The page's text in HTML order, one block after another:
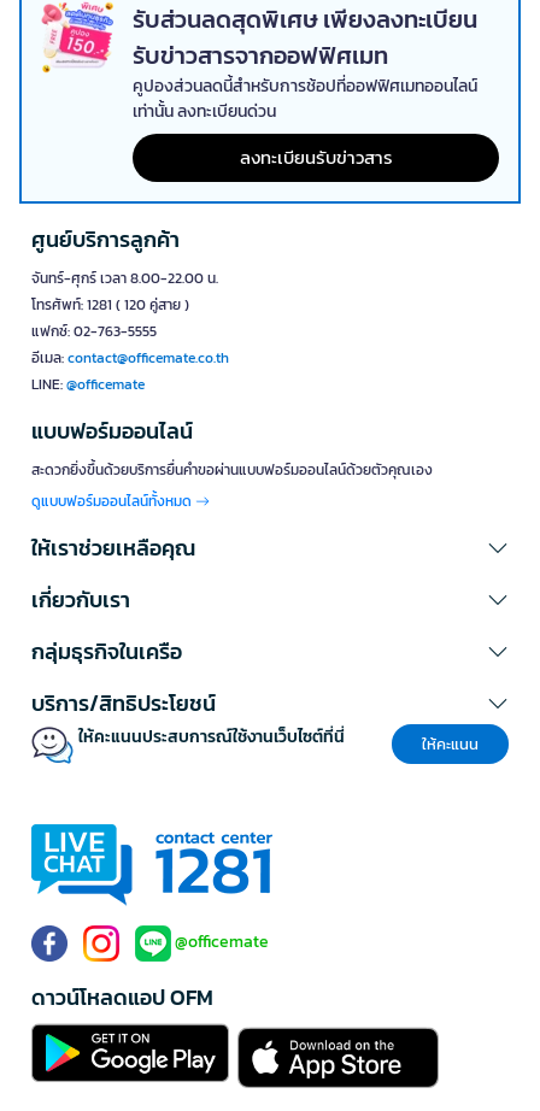
รับส่วนลดสุดพิเศษ เพียงลงทะเบียน
รับข่าวสารจากออฟฟิศเมท
คูปองส่วนลดนี้สำหรับการช้อปที่ออฟฟิศเมทออนไลน์
เท่านั้น ลงทะเบียนด่วน
ลงทะเบียนรับข่าวสาร
ศูนย์บริการลูกค้า
จันทร์-ศุกร์ เวลา 8.00-22.00 น.
โทรศัพท์: 1281 ( 120 คู่สาย )
แฟกซ์: 02-763-5555
อีเมล:contact@officemate.co.th
LINE:@officemate
แบบฟอร์มออนไลน์
สะดวกยิ่งขึ้นด้วยบริการยื่นคำขอผ่านแบบฟอร์มออนไลน์ด้วยตัวคุณเอง
ดูแบบฟอร์มออนไลน์ทั้งหมด
ให้เราช่วยเหลือคุณ
เกี่ยวกับเรา
กลุ่มธุรกิจในเครือ
บริการ/สิทธิประโยชน์
ให้คะแนนประสบการณ์ใช้งานเว็บไซต์ที่นี่ ให้คะแนน
@officemate
ดาวน์โหลดแอป OFM